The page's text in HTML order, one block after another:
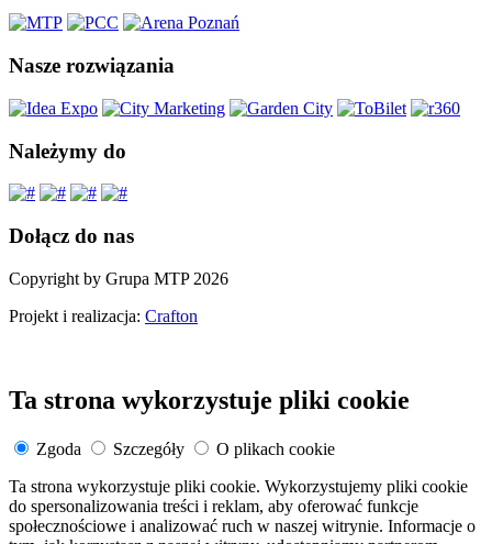
Nasze rozwiązania
Należymy do
Dołącz do nas
Copyright by Grupa MTP 2026
Projekt i realizacja: Crafton
Ta strona wykorzystuje pliki cookie
Zgoda Szczegóły
O plikach cookie
Ta strona wykorzystuje pliki cookie. Wykorzystujemy pliki cookie
do spersonalizowania treści i reklam, aby oferować funkcje
społecznościowe i analizować ruch w naszej witrynie. Informacje o